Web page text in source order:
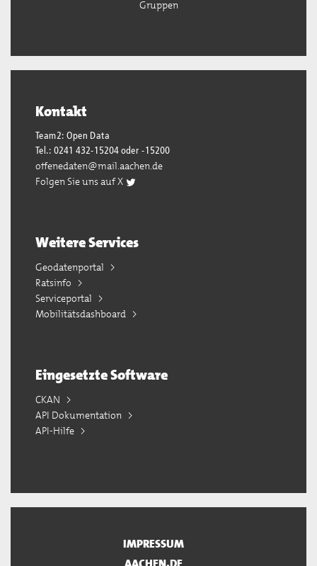
Gruppen
Kontakt
Team2: Open Data
Tel.: 0241 432-15204 oder -15200
offenedaten@mail.aachen.de
Folgen Sie uns auf X
Weitere Services
Geodatenportal
Ratsinfo
Serviceportal
Mobilitätsdashboard
Eingesetzte Software
CKAN
API Dokumentation
API-Hilfe
IMPRESSUM